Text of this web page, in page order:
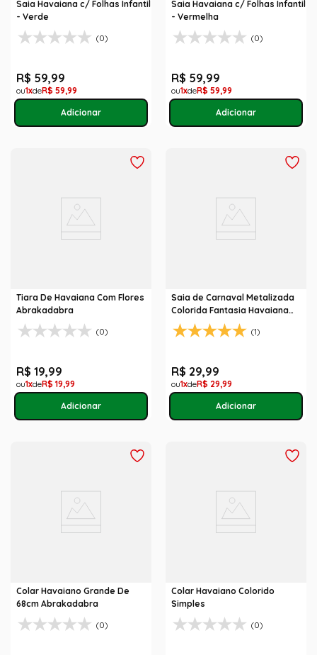
Saia Havaiana c/ Folhas Infantil
- Verde
(0)
R$ 59,99
1 R$ 59,99
Saia Havaiana c/ Folhas Infantil
- Vermelha
(0)
R$ 59,99
1 R$ 59,99
Tiara De Havaiana Com Flores
Abrakadabra
(0)
R$ 19,99
1 R$ 19,99
Saia de Carnaval Metalizada
Colorida Fantasia Havaiana
Adulto
(1)
R$ 29,99
1 R$ 29,99
Colar Havaiano Grande De
68cm Abrakadabra
(0)
Colar Havaiano Colorido
Simples
(0)